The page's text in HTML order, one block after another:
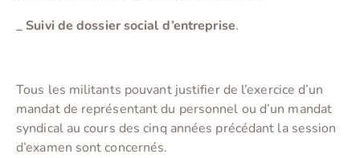
_ Suivi de dossier social d’entreprise.
Tous les militants pouvant justifier de l’exercice d’un
mandat de représentant du personnel ou d’un mandat
syndical au cours des cinq années précédant la session
d’examen sont concernés.